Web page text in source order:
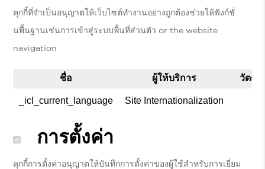
คุกกี้ที่จำเป็นอนุญาตให้เว็บไซต์ทำงานอย่างถูกต้องช่วยให้ฟังก์ชั่
นพื้นฐานเช่นการเข้าสู่ระบบพื้นที่ส่วนตัว or the website
navigation
ชื่อ ผู้ให้บริการ วัตถุป
_icl_current_language Site Internationalization
การตั้งค่า
คุกกี้การตั้งค่าอนุญาตให้บันทึกการตั้งค่าของผู้ใช้สำหรับการเยี่ยม